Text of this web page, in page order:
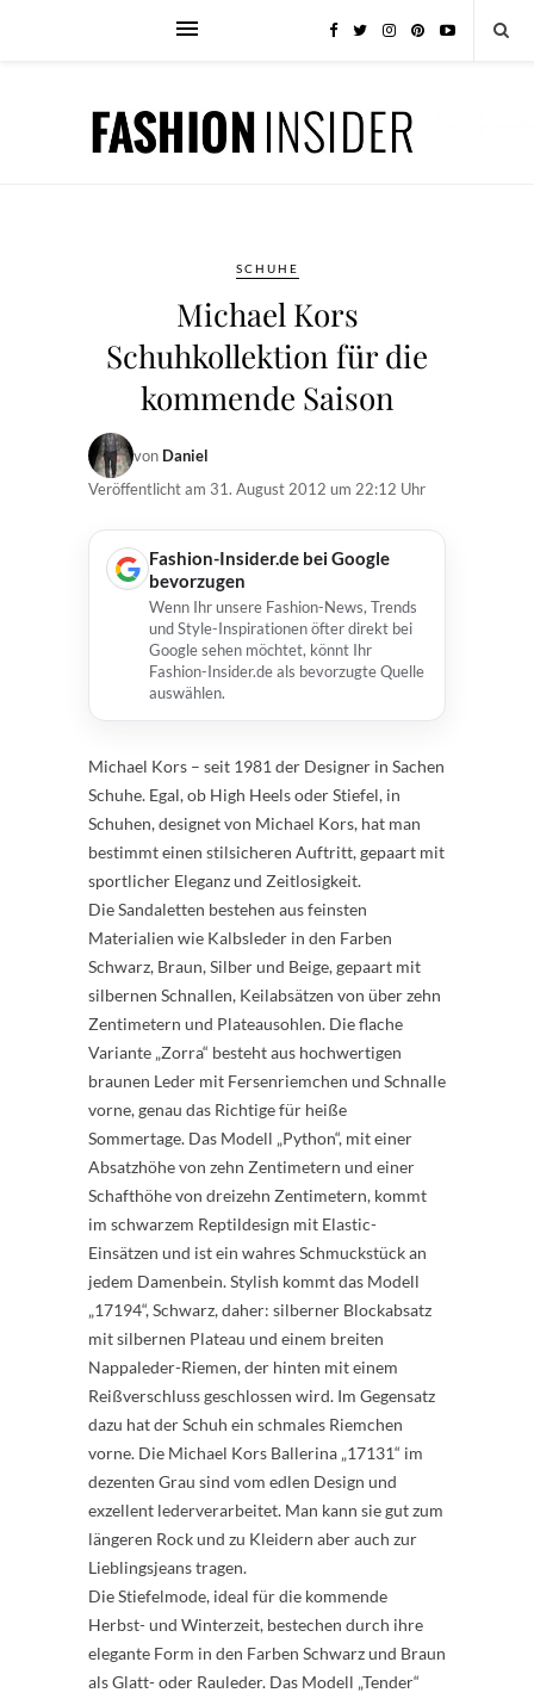
SCHUHE
Michael Kors
Schuhkollektion für die
kommende Saison
von Daniel
Veröffentlicht am 31. August 2012 um 22:12 Uhr
Fashion-Insider.de bei Google
bevorzugen
Wenn Ihr unsere Fashion-News, Trends
und Style-Inspirationen öfter direkt bei
Google sehen möchtet, könnt Ihr
Fashion-Insider.de als bevorzugte Quelle
auswählen.
Michael Kors – seit 1981 der Designer in Sachen
Schuhe. Egal, ob High Heels oder Stiefel, in
Schuhen, designet von Michael Kors, hat man
bestimmt einen stilsicheren Auftritt, gepaart mit
sportlicher Eleganz und Zeitlosigkeit.
Die Sandaletten bestehen aus feinsten
Materialien wie Kalbsleder in den Farben
Schwarz, Braun, Silber und Beige, gepaart mit
silbernen Schnallen, Keilabsätzen von über zehn
Zentimetern und Plateausohlen. Die flache
Variante „Zorra“ besteht aus hochwertigen
braunen Leder mit Fersenriemchen und Schnalle
vorne, genau das Richtige für heiße
Sommertage. Das Modell „Python“, mit einer
Absatzhöhe von zehn Zentimetern und einer
Schafthöhe von dreizehn Zentimetern, kommt
im schwarzem Reptildesign mit Elastic-
Einsätzen und ist ein wahres Schmuckstück an
jedem Damenbein. Stylish kommt das Modell
„17194“, Schwarz, daher: silberner Blockabsatz
mit silbernen Plateau und einem breiten
Nappaleder-Riemen, der hinten mit einem
Reißverschluss geschlossen wird. Im Gegensatz
dazu hat der Schuh ein schmales Riemchen
vorne. Die Michael Kors Ballerina „17131“ im
dezenten Grau sind vom edlen Design und
exzellent lederverarbeitet. Man kann sie gut zum
längeren Rock und zu Kleidern aber auch zur
Lieblingsjeans tragen.
Die Stiefelmode, ideal für die kommende
Herbst- und Winterzeit, bestechen durch ihre
elegante Form in den Farben Schwarz und Braun
als Glatt- oder Rauleder. Das Modell „Tender“